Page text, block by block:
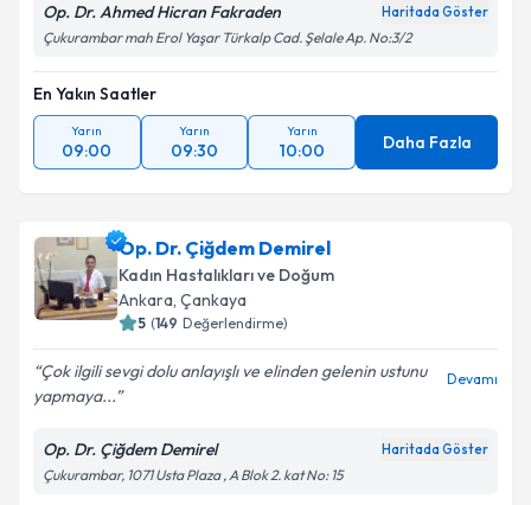
Op. Dr. Ahmed Hicran Fakraden Haritada Göster
Çukurambar mah Erol Yaşar Türkalp Cad. Şelale Ap. No:3/2
En Yakın Saatler
Yarın
09:00
Yarın
09:30
Yarın
10:00 Daha Fazla
Op. Dr. Çiğdem Demirel
Kadın Hastalıkları ve Doğum
Ankara, Çankaya
5 (149 Değerlendirme)
Çok ilgili sevgi dolu anlayışlı ve elinden gelenin ustunu
yapmaya...
Devamı
Op. Dr. Çiğdem Demirel Haritada Göster
Çukurambar, 1071 Usta Plaza , A Blok 2. kat No: 15